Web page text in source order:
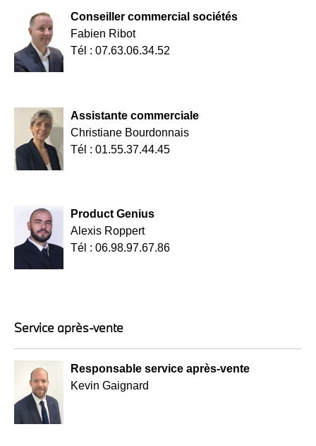
Conseiller commercial sociétés
Fabien Ribot
Tél : 07.63.06.34.52
Assistante commerciale
Christiane Bourdonnais
Tél : 01.55.37.44.45
Product Genius
Alexis Roppert
Tél : 06.98.97.67.86
Service après-vente
Responsable service après-vente
Kevin Gaignard